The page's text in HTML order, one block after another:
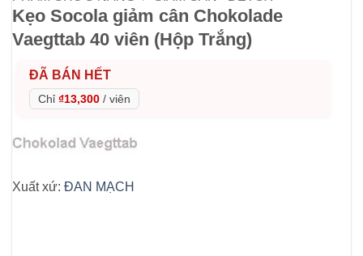
Kẹo Socola giảm cân Chokolade
Vaegttab 40 viên (Hộp Trắng)
ĐÃ BÁN HẾT
Chỉ ₫13,300 / viên
Xuất xứ: ĐAN MẠCH